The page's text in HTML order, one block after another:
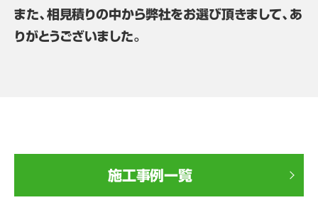
また、相見積りの中から弊社をお選び頂きまして、あ
りがとうございました。
施工事例一覧